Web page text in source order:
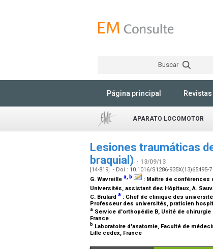
Buscar
Página principal Revistas
APARATO LOCOMOTOR
Lesiones traumáticas
braquial) - 13/09/13
[14-819] - Doi : 10.1016/S1286-935X(13)65495-7
G. Wavreille a, b : Maître de conférences
Universités, assistant des Hôpitaux, A.
C. Brulard a : Chef de clinique des
Professeur des universités, praticien
a Service d'orthopédie B, Unité de chirurgie
France
b Laboratoire d'anatomie, Faculté de
Lille cedex, France